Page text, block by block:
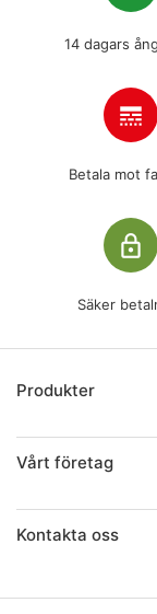
14 dagars
line_style
Betala mot
lock_outline
Säker
Produkter
Vårt företag
Kontakta oss